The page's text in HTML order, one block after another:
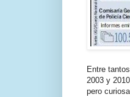
Entre
2003 y
pero